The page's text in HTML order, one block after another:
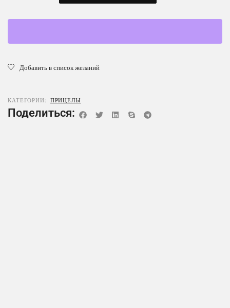
Добавить в список желаний
КАТЕГОРИИ: ПРИЦЕЛЫ
Поделиться: